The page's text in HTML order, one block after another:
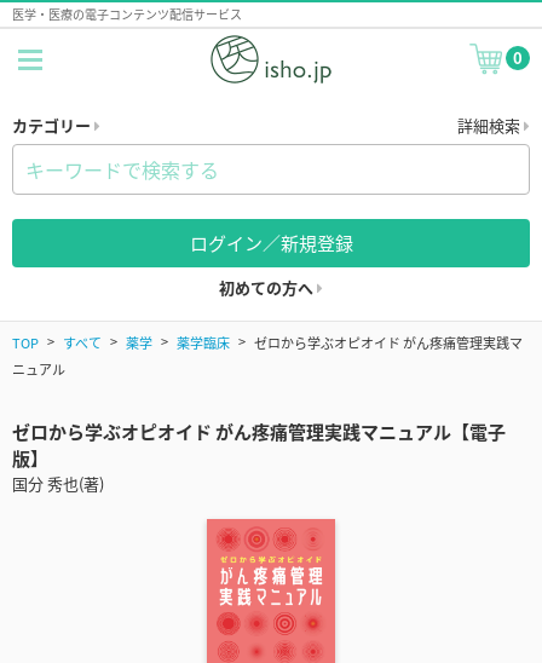
医学・医療の電子コンテンツ配信サービス
0
カテゴリー 詳細検索
ログイン／新規登録
初めての方へ
TOP すべて 薬学 薬学臨床
ゼロから学ぶオピオイド がん疼痛管理実践マ
ニュアル
ゼロから学ぶオピオイド がん疼痛管理実践マニュアル【電子
版】
国分 秀也(著)